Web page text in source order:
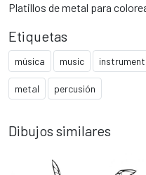
Platillos de metal para
Etiquetas
música music
metal percusión
Dibujos similares